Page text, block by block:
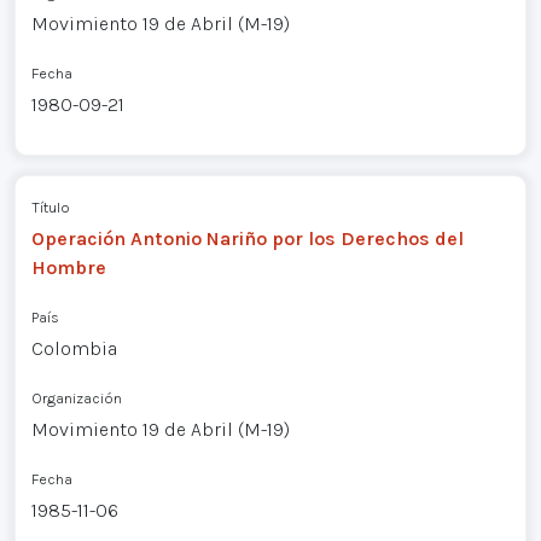
Movimiento 19 de Abril (M-19)
Fecha
1980-09-21
Título
Operación Antonio Nariño por los Derechos del
Hombre
País
Colombia
Organización
Movimiento 19 de Abril (M-19)
Fecha
1985-11-06